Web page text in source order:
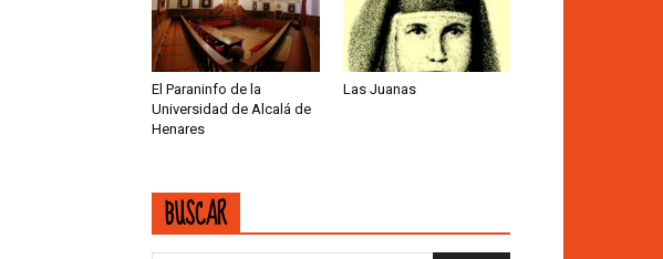
El Paraninfo de la
Universidad de Alcalá de
Henares
Las Juanas
BUSCAR